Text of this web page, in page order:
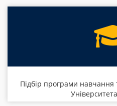
Підбір програми навчання